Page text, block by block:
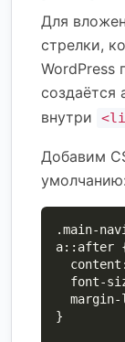
Для
стрелки,
WordPress
внутри
Добавим
умолчанию:
.main-
a::after
}